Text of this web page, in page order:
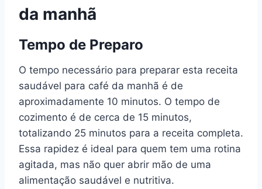
da manhã
Tempo de Preparo
O tempo necessário para preparar esta receita
saudável para café da manhã é de
aproximadamente 10 minutos. O tempo de
cozimento é de cerca de 15 minutos,
totalizando 25 minutos para a receita completa.
Essa rapidez é ideal para quem tem uma rotina
agitada, mas não quer abrir mão de uma
alimentação saudável e nutritiva.